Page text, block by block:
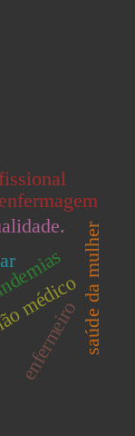
médicosaúde da mulher
enfermeiro